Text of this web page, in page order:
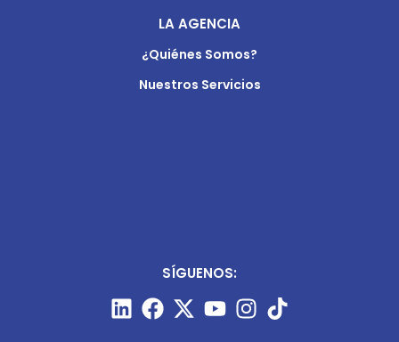
LA AGENCIA
¿Quiénes Somos?
Nuestros Servicios
SÍGUENOS: